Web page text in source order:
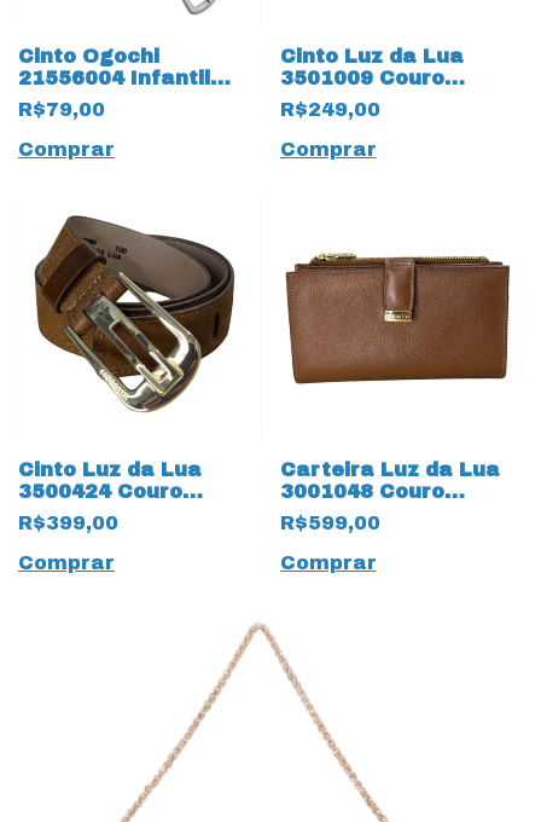
Cinto Ogochi
21556004 Infantil
Elástico 19560 Taupe
R$79,00
Comprar
Cinto Luz da Lua
3501009 Couro
Natural Saara 16283
Amêndoa
R$249,00
Comprar
Cinto Luz da Lua
3500424 Couro
Natural Arenito 19596
Canela
R$399,00
Comprar
Carteira Luz da Lua
3001048 Couro
Natural Atacama
19589 Ambar
R$599,00
Comprar